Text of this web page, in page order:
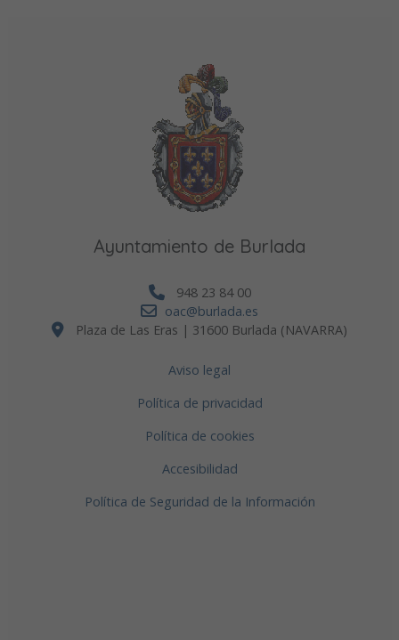
Ayuntamiento de Burlada
948 23 84 00
oac@burlada.es
Plaza de Las Eras | 31600 Burlada (NAVARRA)
Aviso legal
Política de privacidad
Política de cookies
Accesibilidad
Política de Seguridad de la Información